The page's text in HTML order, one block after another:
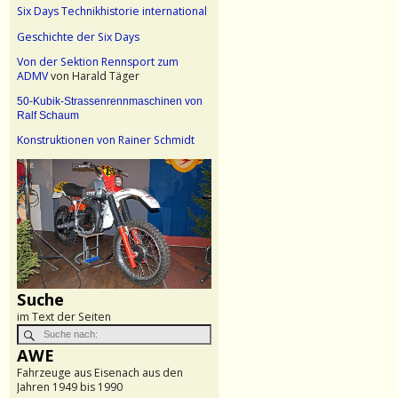
Six Days Technikhistorie international
Geschichte der Six Days
Von der Sektion Rennsport zum
ADMVvon Harald Täger
50-Kubik-Strassenrennmaschinen von
Ralf Schaum
Konstruktionen von Rainer Schmidt
Suche
im Text der Seiten
AWE
Fahrzeuge aus Eisenach aus den
Jahren 1949 bis 1990